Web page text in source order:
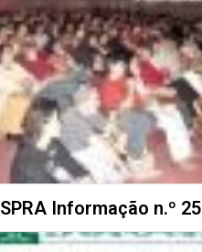
SPRA Informação n.º 25